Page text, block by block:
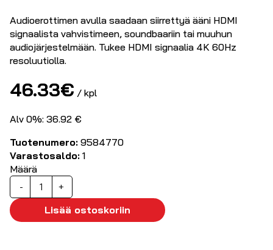
Audioerottimen avulla saadaan siirrettyä ääni HDMI
signaalista vahvistimeen, soundbaariin tai muuhun
audiojärjestelmään. Tukee HDMI signaalia 4K 60Hz
resoluutiolla.
46.33€ / kpl
Alv 0%: 36.92 €
Tuotenumero: 9584770
Varastosaldo: 1
Määrä
-
HDMI
audioerotin
4K/60Hz
määrä
+
Lisää ostoskoriin